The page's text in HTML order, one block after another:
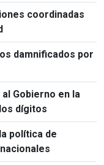
coordinadas
damnificados por
Gobierno en la
dígitos
política de